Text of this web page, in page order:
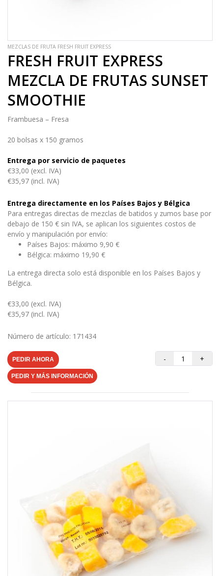
MEZCLAS DE FRUTA FRESH FRUIT EXPRESS
FRESH FRUIT EXPRESS
MEZCLA DE FRUTAS SUNSET
SMOOTHIE
Frambuesa – Fresa
20 bolsas x 150 gramos
Entrega por servicio de paquetes
€33,00 (excl. IVA)
€35,97 (incl. IVA)
Entrega directamente en los Países Bajos y Bélgica
Para entregas directas de mezclas de batidos y zumos base por
debajo de 150 € sin IVA, se aplican los siguientes costos de
envío y manipulación por envío:
Países Bajos: máximo 9,90 €
Bélgica: máximo 19,90 €
La entrega directa solo está disponible en los Países Bajos y
Bélgica.
€33,00 (excl. IVA)
€35,97 (incl. IVA)
Número de artículo: 171434
PEDIR AHORA - +
PEDIR Y MÁS INFORMACIÓN